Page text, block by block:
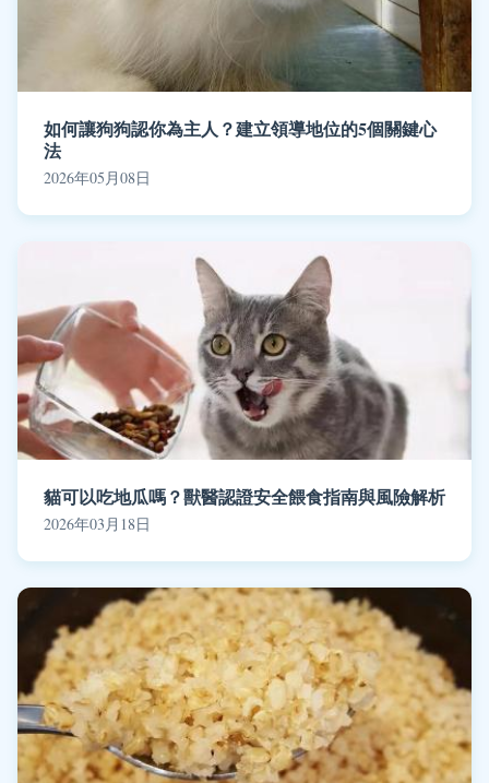
如何讓狗狗認你為主人？建立領導地位的5個關鍵心
法
2026年05月08日
貓可以吃地瓜嗎？獸醫認證安全餵食指南與風險解析
2026年03月18日